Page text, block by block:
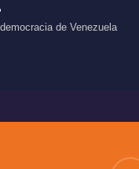
de Venezuela